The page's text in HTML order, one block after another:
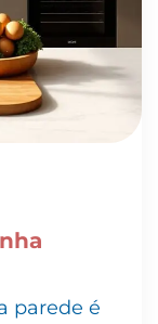
parede é